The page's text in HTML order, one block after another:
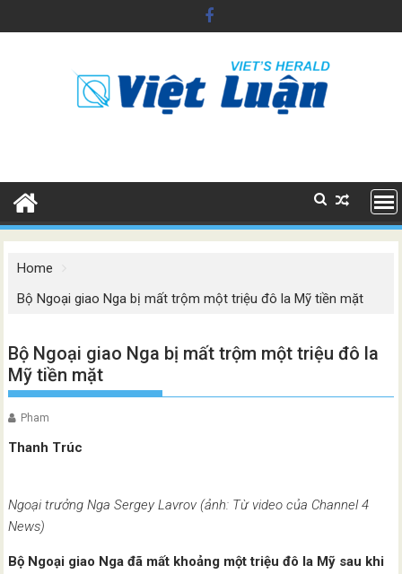
to
Home
Bộ Ngoại giao Nga bị mất trộm một triệu đô la Mỹ tiền mặt
Bộ Ngoại giao Nga bị mất trộm một triệu đô la
Mỹ tiền mặt
Pham
Thanh Trúc
Ngoại trưởng Nga Sergey Lavrov (ảnh: Từ video của Channel 4
News)
Bộ Ngoại giao Nga đã mất khoảng một triệu đô la Mỹ sau khi